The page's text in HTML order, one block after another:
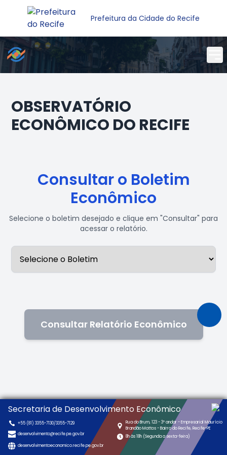
Prefeitura da Cidade do Recife
OBSERVATÓRIO
ECONÔMICO DO RECIFE
Consultar o Boletim
Econômico
Selecione o boletim desejado e clique em "Consultar" para
acessar o relatório.
Consultar Relatório Econômico
Secretaria de Desenvolvimento Econômico
+55 (81) 3355-7130/3355-7129
desenvolvimento@recife.pe.gov.br
desenvolvimentoeconomico.recife.pe.gov.br
Rua do Brum, 123 - 3º andar - Empresarial Maurício
Brandão Mattos - Bairro do Recife, Recife-PE
8h às 18h (Segunda a sexta-feira)